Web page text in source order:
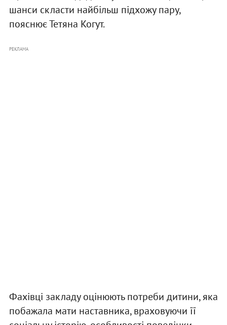
шанси скласти найбільш підхожу пару,
пояснює Тетяна Когут.
РЕКЛАМА
Фахівці закладу оцінюють потреби дитини, яка
побажала мати наставника, враховуючи її